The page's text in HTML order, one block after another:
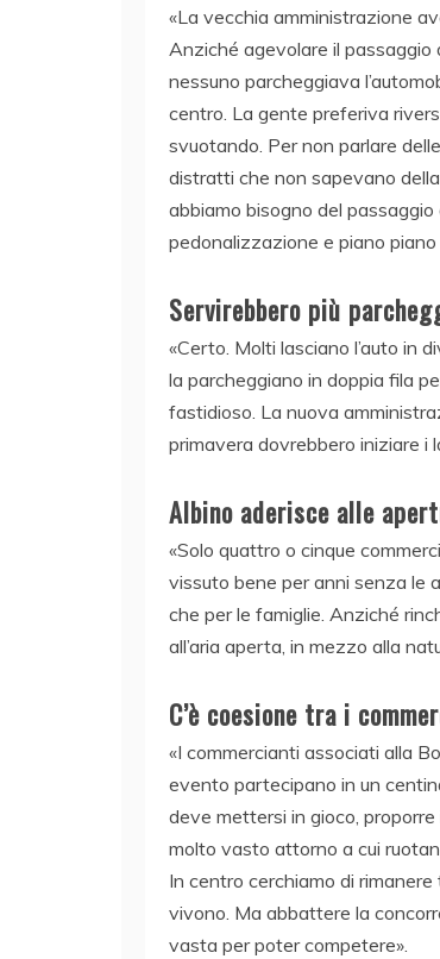
«La vecchia amministrazione
Anziché agevolare il
nessuno parcheggiava
centro. La gente preferiva
svuotando. Per non parlare
distratti che non sapevano
abbiamo bisogno del
pedonalizzazione e piano
Servirebbero più
«Certo. Molti lasciano l’auto in
la parcheggiano in doppia fila
fastidioso. La nuova
primavera dovrebbero iniziare i
Albino aderisce alle
«Solo quattro o cinque
vissuto bene per anni senza le
che per le famiglie. Anziché
all’aria aperta, in mezzo alla
C’è coesione tra i
«I commercianti associati alla
evento partecipano in un
deve mettersi in gioco,
molto vasto attorno a cui
In centro cerchiamo di
vivono. Ma abbattere la
vasta per poter competere».